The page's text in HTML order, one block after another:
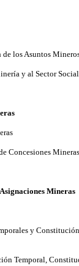
los Asuntos
y al Sector Social
Concesiones Mineras
Mineras
y
Temporal,